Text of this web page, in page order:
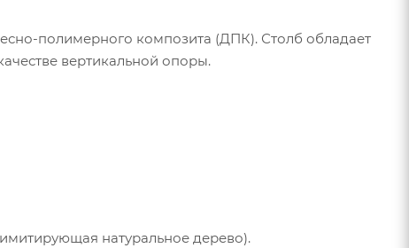
полимерного композита (ДПК). Столб обладает
вертикальной опоры.
натуральное дерево).